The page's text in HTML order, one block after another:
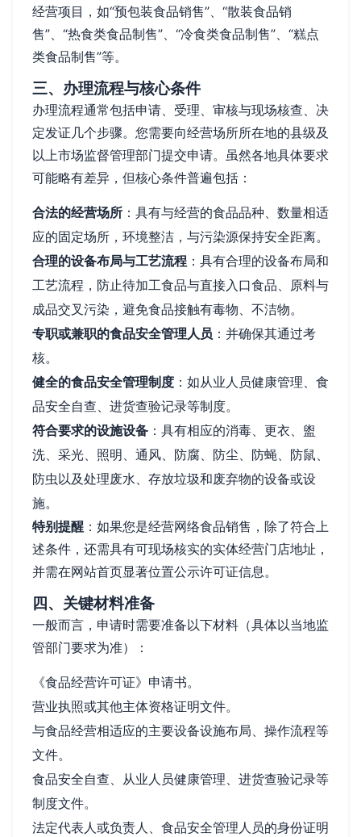
经营项目，如“预包装食品销售”、“散装食品销
售”、“热食类食品制售”、“冷食类食品制售”、“糕点
类食品制售”等。
三、办理流程与核心条件
办理流程通常包括申请、受理、审核与现场核查、决
定发证几个步骤。您需要向经营场所所在地的县级及
以上市场监督管理部门提交申请。虽然各地具体要求
可能略有差异，但核心条件普遍包括：
合法的经营场所 ：具有与经营的食品品种、数量相适
应的固定场所，环境整洁，与污染源保持安全距离。
合理的设备布局与工艺流程 ：具有合理的设备布局和
工艺流程，防止待加工食品与直接入口食品、原料与
成品交叉污染，避免食品接触有毒物、不洁物。
专职或兼职的食品安全管理人员 ：并确保其通过考
核。
健全的食品安全管理制度 ：如从业人员健康管理、食
品安全自查、进货查验记录等制度。
符合要求的设施设备 ：具有相应的消毒、更衣、盥
洗、采光、照明、通风、防腐、防尘、防蝇、防鼠、
防虫以及处理废水、存放垃圾和废弃物的设备或设
施。
特别提醒 ：如果您是经营网络食品销售，除了符合上
述条件，还需具有可现场核实的实体经营门店地址，
并需在网站首页显著位置公示许可证信息。
四、关键材料准备
一般而言，申请时需要准备以下材料（具体以当地监
管部门要求为准）：
《食品经营许可证》申请书。
营业执照或其他主体资格证明文件。
与食品经营相适应的主要设备设施布局、操作流程等
文件。
食品安全自查、从业人员健康管理、进货查验记录等
制度文件。
法定代表人或负责人、食品安全管理人员的身份证明